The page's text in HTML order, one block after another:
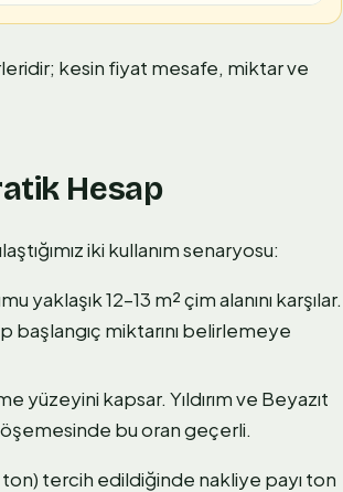
kesin fiyat mesafe, miktar ve
Hesap
iki kullanım senaryosu:
yaklaşık 12–13 m² çim alanını karşılar.
miktarını belirlemeye
yüzeyini kapsar. Yıldırım ve Beyazıt
bu oran geçerli.
tercih edildiğinde nakliye payı ton